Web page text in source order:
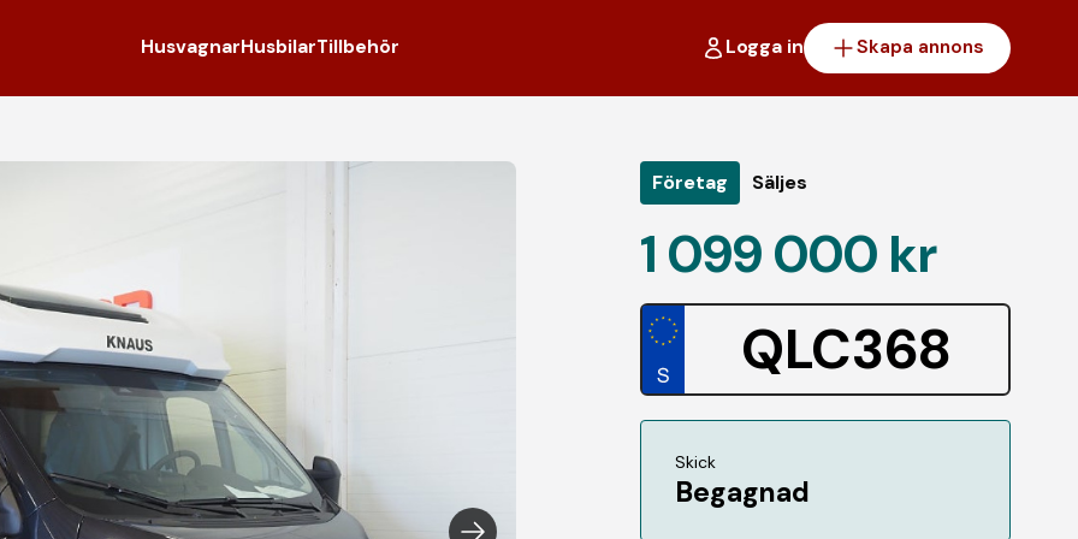
HusvagnarHusbilarTillbehör Logga in Skapa annons
Företag Säljes
1 099 000 kr
QLC368
Skick
Begagnad